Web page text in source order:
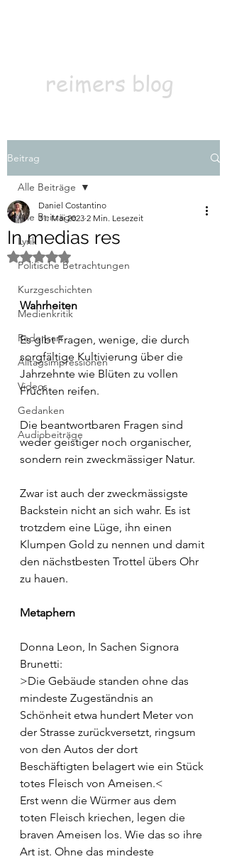
reimers blog
Beitrag
Alle Beiträge
Lyrik
Politische Betrachtungen
Kurzgeschichten
Medienkritik
Redensart
Alltagsimpressionen
Videos
Gedanken
Audiobeiträge
Alle Beiträge
In medias res
Daniel Costantino
31. Mai 2023 2 Min. Lesezeit
Mit NaN von 5 Sternen bewertet.
Wahrheiten
Es gibt Fragen, wenige, die durch
sorgfältige Kultivierung über die
Jahrzehnte wie Blüten zu vollen
Früchten reifen.
Die beantwortbaren Fragen sind
weder geistiger noch organischer,
sondern rein zweckmässiger Natur.
Zwar ist auch der zweckmässigste
Backstein nicht an sich wahr. Es ist
trotzdem eine Lüge, ihn einen
Klumpen Gold zu nennen und damit
den nächstbesten Trottel übers Ohr
zu hauen.
Metaphern
Donna Leon, In Sachen Signora
Brunetti:
>Die Gebäude standen ohne das
mindeste Zugeständnis an
Schönheit etwa hundert Meter von
der Strasse zurückversetzt, ringsum
von den Autos der dort
Beschäftigten belagert wie ein Stück
totes Fleisch von Ameisen.<
Erst wenn die Würmer aus dem
toten Fleisch kriechen, legen die
braven Ameisen los. Wie das so ihre
Art ist. Ohne das mindeste